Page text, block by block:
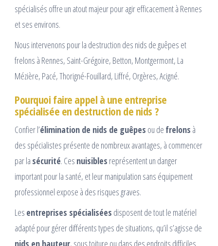
spécialisés offre un atout majeur pour agir efficacement à Rennes
et ses environs.
Nous intervenons pour la destruction des nids de guêpes et
frelons à Rennes, Saint-Grégoire, Betton, Montgermont, La
Mézière, Pacé, Thorigné-Fouillard, Liffré, Orgères, Acigné.
Pourquoi faire appel à une entreprise
spécialisée en destruction de nids ?
Confier l’élimination de nids de guêpes ou de frelons à
des spécialistes présente de nombreux avantages, à commencer
par la sécurité. Ces nuisibles représentent un danger
important pour la santé, et leur manipulation sans équipement
professionnel expose à des risques graves.
Les entreprises spécialisées disposent de tout le matériel
adapté pour gérer différents types de situations, qu’il s’agisse de